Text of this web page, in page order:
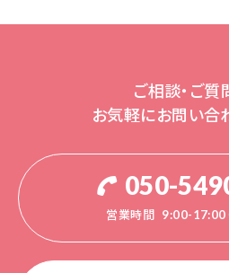
ご相談・ご
お気軽にお問い合
050-
営業時間 9:00-17:00